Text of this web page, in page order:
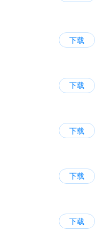
下载
下载
下载
下载
下载